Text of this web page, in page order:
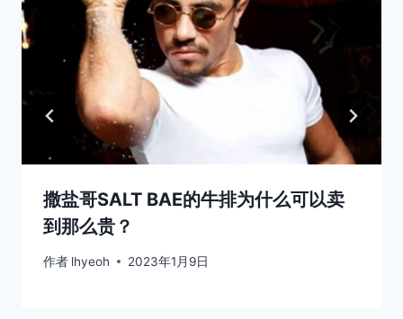
撒盐哥SALT BAE的牛排为什么可以卖
到那么贵？
作者 lhyeoh 2023年1月9日